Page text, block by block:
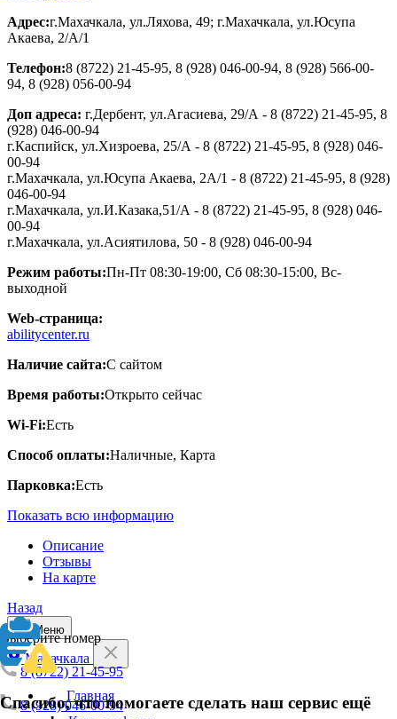
Адрес:г.Махачкала, ул.Ляхова, 49; г.Махачкала, ул.Юсупа
Акаева, 2/А/1
Телефон:8 (8722) 21-45-95, 8 (928) 046-00-94, 8 (928) 566-00-
94, 8 (928) 056-00-94
Доп адреса: г.Дербент, ул.Агасиева, 29/А - 8 (8722) 21-45-95, 8
(928) 046-00-94
г.Каспийск, ул.Хизроева, 25/А - 8 (8722) 21-45-95, 8 (928) 046-
00-94
г.Махачкала, ул.Юсупа Акаева, 2А/1 - 8 (8722) 21-45-95, 8 (928)
046-00-94
г.Махачкала, ул.И.Казака,51/А - 8 (8722) 21-45-95, 8 (928) 046-
00-94
г.Махачкала, ул.Асиятилова, 50 - 8 (928) 046-00-94
Режим работы:Пн-Пт 08:30-19:00, Сб 08:30-15:00, Вс-
выходной
Web-страница:
abilitycenter.ru
Наличие сайта:С сайтом
Время работы:Открыто сейчас
Wi-Fi:Есть
Способ оплаты:Наличные, Карта
Парковка:Есть
Показать всю информацию
Описание
Отзывы
На карте
Назад
Выберите номер
8 (8722) 21-45-95
8 (928) 046-00-94
Спасибо, что помогаете сделать наш сервис ещё
Меню
Махачкала
Главная